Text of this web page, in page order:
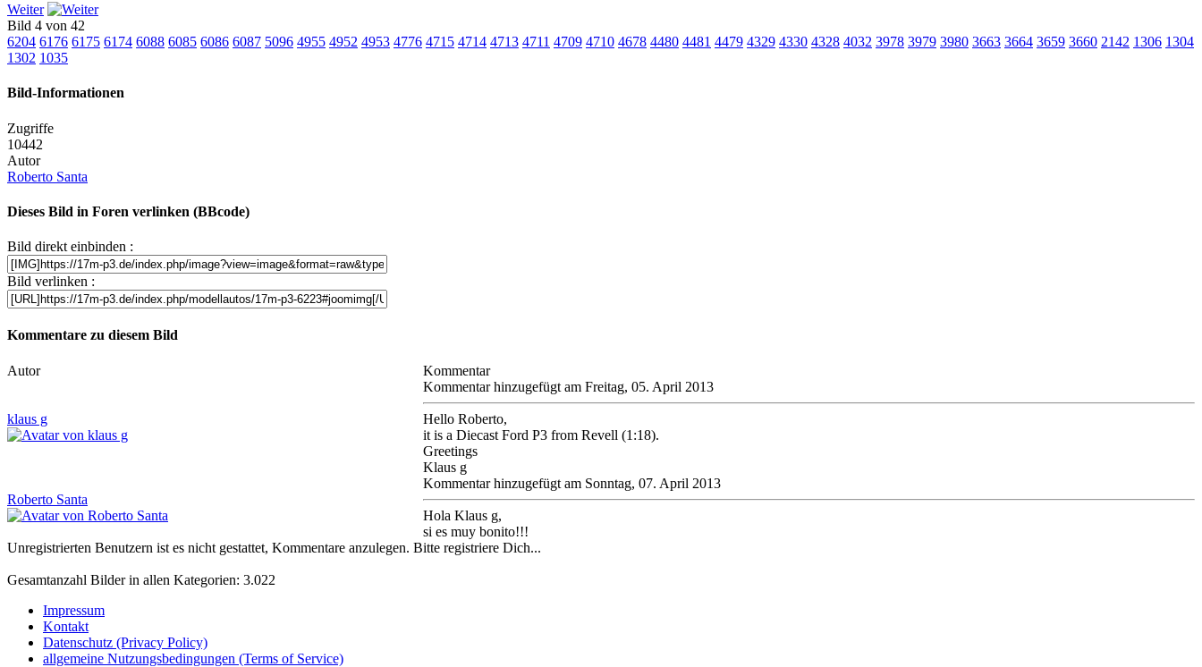
Weiter
Bild 4 von 42
6204 6176 6175 6174 6088 6085 6086 6087 5096 4955 4952 4953 4776 4715 4714 4713 4711 4709 4710 4678 4480 4481 4479 4329 4330 4328 4032 3978 3979 3980 3663 3664 3659 3660 2142 1306 1304
1302 1035
Bild-Informationen
Zugriffe
10442
Autor
Roberto Santa
Dieses Bild in Foren verlinken (BBcode)
Bild direkt einbinden :
Bild verlinken :
Kommentare zu diesem Bild
Autor Kommentar
klaus g
Kommentar hinzugefügt am Freitag, 05. April 2013
Hello Roberto,
it is a Diecast Ford P3 from Revell (1:18).
Greetings
Klaus g
Roberto Santa
Kommentar hinzugefügt am Sonntag, 07. April 2013
Hola Klaus g,
si es muy bonito!!!
Unregistrierten Benutzern ist es nicht gestattet, Kommentare anzulegen. Bitte registriere Dich...
Gesamtanzahl Bilder in allen Kategorien: 3.022
Impressum
Kontakt
Datenschutz (Privacy Policy)
allgemeine Nutzungsbedingungen (Terms of Service)